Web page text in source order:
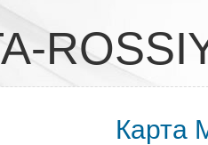
Карта